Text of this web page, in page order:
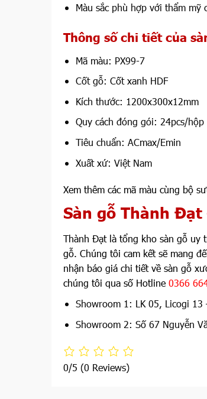
Màu sắc phù hợp với thẩm mỹ
Thông số chi tiết của
Mã màu: PX99-7
Cốt gỗ: Cốt xanh HDF
Kích thước: 1200x300x12mm
Quy cách đóng gói: 24pcs/hộp
Tiêu chuẩn: ACmax/Emin
Xuất xứ: Việt Nam
Xem thêm các mã màu cùng bộ
Sàn gỗ Thành
Thành Đạt là tổng kho sàn gỗ uy
gỗ. Chúng tôi cam kết sẽ mang
nhận báo giá chi tiết về sàn gỗ
chúng tôi qua số Hotline 0366
Showroom 1: LK 05, Licogi 13
Showroom 2: Số 67 Nguyễn
0/5 (0 Reviews)